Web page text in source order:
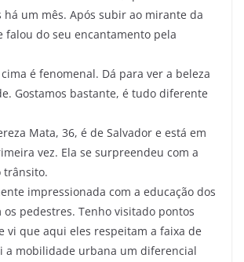
há um mês. Após subir ao mirante da
falou do seu encantamento pela
é fenomenal. Dá para ver a beleza
Gostamos bastante, é tudo diferente
Mata, 36, é de Salvador e está em
vez. Ela se surpreendeu com a
trânsito.
impressionada com a educação dos
os pedestres. Tenho visitado pontos
vi que aqui eles respeitam a faixa de
a mobilidade urbana um diferencial